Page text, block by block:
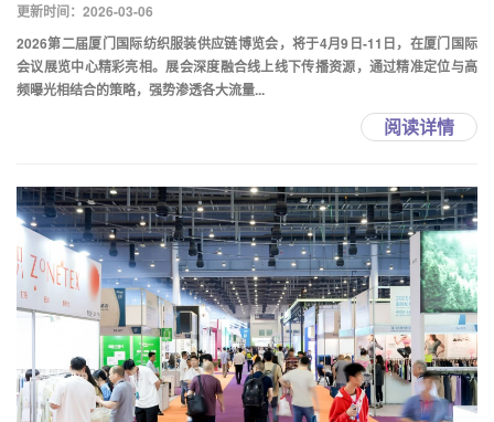
更新时间：2026-03-06
2026第二届厦门国际纺织服装供应链博览会，将于4月9日-11日，在厦门国际
会议展览中心精彩亮相。展会深度融合线上线下传播资源，通过精准定位与高
频曝光相结合的策略，强势渗透各大流量...
阅读详情